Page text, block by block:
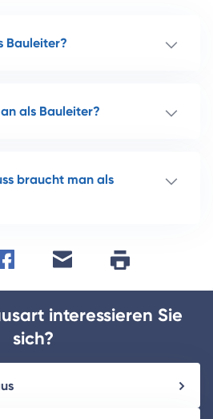
Bauleiter?
als Bauleiter?
braucht man als
mail
drucken
interessieren Sie
sich?